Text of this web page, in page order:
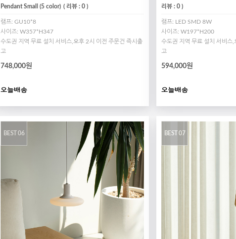
Pendant Small (5 color) ( 리뷰 : 0 )
램프: GU10*8
사이즈: W357*H347
수도권 지역 무료 설치 서비스,오후 2시 이전 주문건 즉시출
고
748,000원
리뷰 : 0 )
램프: LED SMD 8W
사이즈: W197*H200
수도권 지역 무료 설치 서비스
고
594,000원
BEST 06 BEST 07